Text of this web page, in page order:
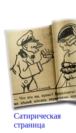
Сатирическая
страница